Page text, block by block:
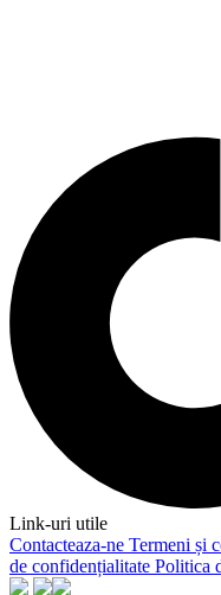
Link-uri utile
Contacteaza-ne Termeni și
de confidențialitate Politica